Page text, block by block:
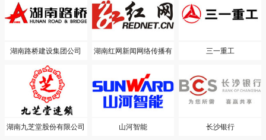
湖南路桥建设集团公司 湖南红网新闻网络传播有 三一重工
湖南九芝堂股份有限公司 山河智能 长沙银行